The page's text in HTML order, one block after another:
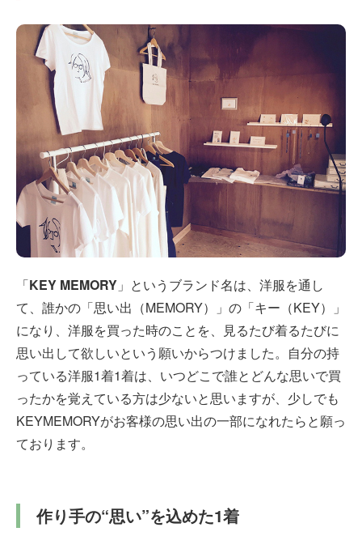
「KEY MEMORY 」というブランド名は、洋服を通し
て、誰かの「思い出（MEMORY）」の「キー（KEY）」
になり、洋服を買った時のことを、見るたび着るたびに
思い出して欲しいという願いからつけました。自分の持
っている洋服1着1着は、いつどこで誰とどんな思いで買
ったかを覚えている方は少ないと思いますが、少しでも
KEYMEMORYがお客様の思い出の一部になれたらと願っ
ております。
作り手の“思い”を込めた1着